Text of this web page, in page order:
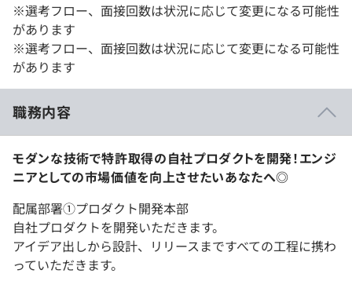
※選考フロー、面接回数は状況に応じて変更になる可能性
があります
※選考フロー、面接回数は状況に応じて変更になる可能性
があります
職務内容
モダンな技術で特許取得の自社プロダクトを開発！エンジ
ニアとしての市場価値を向上させたいあなたへ◎
配属部署①プロダクト開発本部
自社プロダクトを開発いただきます。
アイデア出しから設計、リリースまですべての工程に携わ
っていただきます。